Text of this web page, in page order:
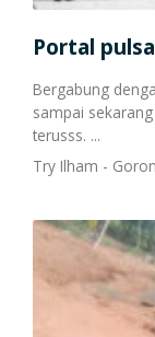
Portal
Bergabung
sampai
terusss. ...
Try Ilham -